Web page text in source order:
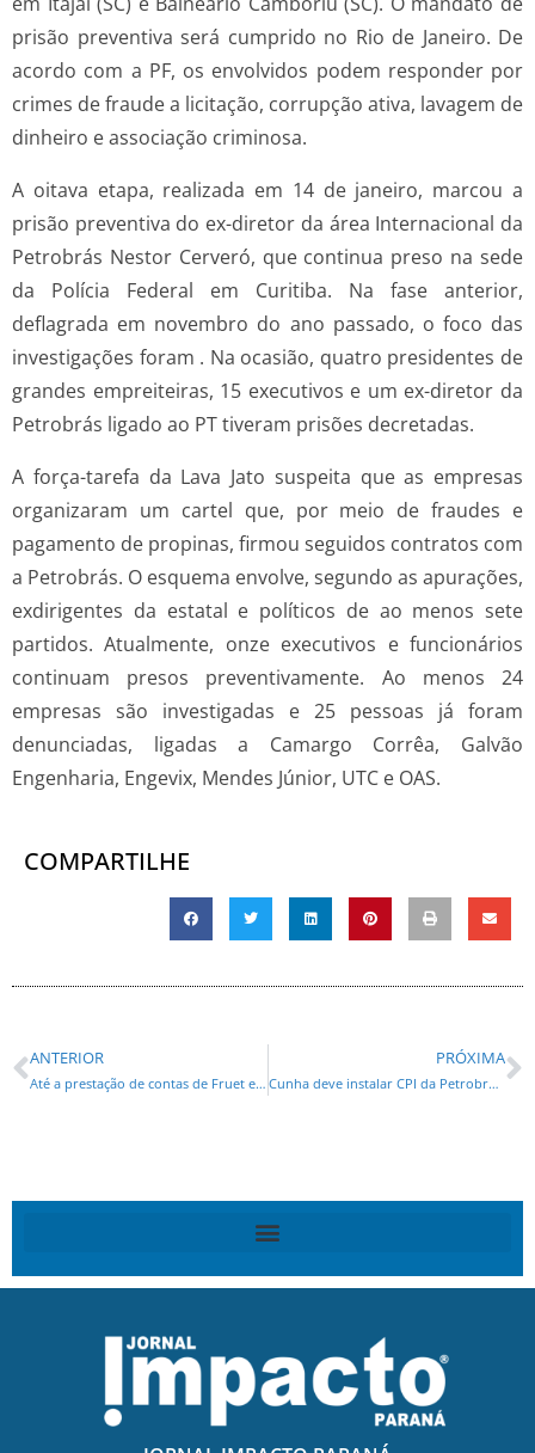
prisão preventiva será cumprido no Rio de Janeiro. De
acordo com a PF, os envolvidos podem responder por
crimes de fraude a licitação, corrupção ativa, lavagem de
dinheiro e associação criminosa.
A oitava etapa, realizada em 14 de janeiro, marcou a
prisão preventiva do ex­-diretor da área Internacional da
Petrobrás Nestor Cerveró, que continua preso na sede
da Polícia Federal em Curitiba. Na fase anterior,
deflagrada em novembro do ano passado, o foco das
investigações foram . Na ocasião, quatro presidentes de
grandes empreiteiras, 15 executivos e um ex-­diretor da
Petrobrás ligado ao PT tiveram prisões decretadas.
A força­-tarefa da Lava Jato suspeita que as empresas
organizaram um cartel que, por meio de fraudes e
pagamento de propinas, firmou seguidos contratos com
a Petrobrás. O esquema envolve, segundo as apurações,
ex­dirigentes da estatal e políticos de ao menos sete
partidos. Atualmente, onze executivos e funcionários
continuam presos preventivamente. Ao menos 24
empresas são investigadas e 25 pessoas já foram
denunciadas, ligadas a Camargo Corrêa, Galvão
Engenharia, Engevix, Mendes Júnior, UTC e OAS.
COMPARTILHE
ANTERIOR
Até a prestação de contas de Fruet está atrasada
PRÓXIMA
Cunha deve instalar CPI da Petrobras – ‘assunto a ser passado a limpo’, afirma